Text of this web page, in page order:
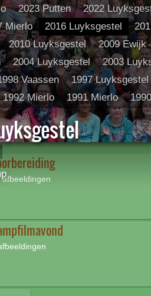
2023 Putten
2022
Mierlo 2016 Luyksgestel
2010 Luyksgestel
2009 Ewijk
2004 Luyksgestel
2003
Vaassen
1997 Luyksgestel
1992 Mierlo
1991 Mierlo
afbeeldingen